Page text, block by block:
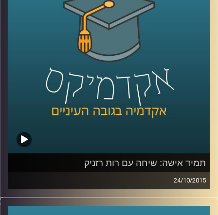
יחד עם זאת, הרשת לא אוהבת אותנו שקרנים.
יודעים למה? על יצירתיות וההזדמנות המופלאה
להיות בצורות נוספות מחוץ לממד המוחשי
קרדיט תמונות: AudioVersity
תמיד אישה: שיחה עם רות רזניק
24/10/2015
רות רזניק, מייסדת ויושבת ראש עמותת לא